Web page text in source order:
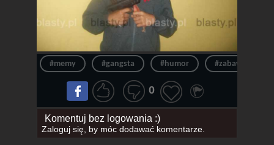
#memy #gangsta #humor #zabawne
0
Komentuj bez logowania :)
Zaloguj się, by móc dodawać komentarze.